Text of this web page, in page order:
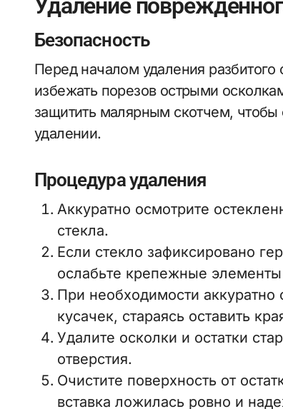
Удаление
Безопасность
Перед началом удаления
избежать порезов острыми
защитить малярным скотчем, чтобы
удалении.
Процедура удаления
Аккуратно осмотрите
стекла.
Если стекло зафиксировано
ослабьте крепежные
При необходимости
кусачек, стараясь оставить
Удалите осколки и остатки
отверстия.
Очистите поверхность от
вставка ложилась ровно и